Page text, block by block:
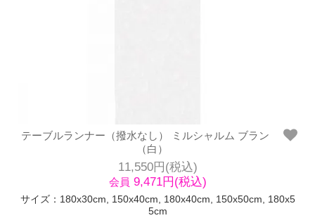
テーブルランナー（撥水なし） ミルシャルム ブラン
（白）
11,550円(税込)
会員 9,471円(税込)
サイズ：180x30cm, 150x40cm, 180x40cm, 150x50cm, 180x5
5cm